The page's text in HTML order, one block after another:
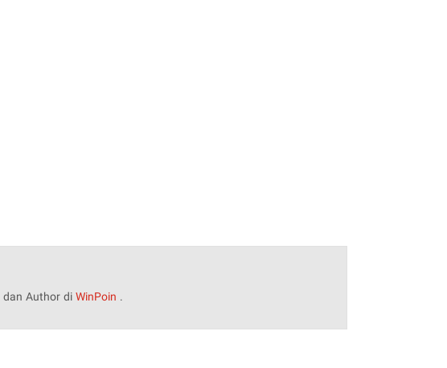
dan Author di WinPoin .